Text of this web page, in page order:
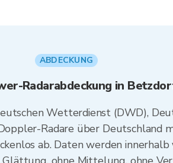
ABDECKUNG
Radarabdeckung in
Wetterdienst (DWD),
Radare über Deutschland
ab. Daten werden innerhalb